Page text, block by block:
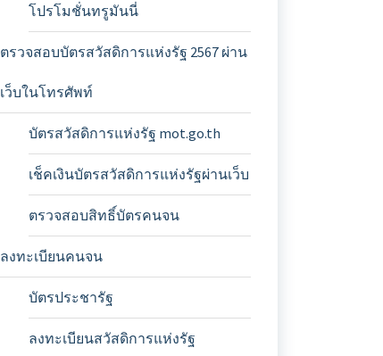
โปรโมชั่นทรูมันนี่
ตรวจสอบบัตรสวัสดิการแห่งรัฐ 2567 ผ่าน
เว็บในโทรศัพท์
บัตรสวัสดิการแห่งรัฐ mot.go.th
เช็คเงินบัตรสวัสดิการแห่งรัฐผ่านเว็บ
ตรวจสอบสิทธิ์บัตรคนจน
ลงทะเบียนคนจน
บัตรประชารัฐ
ลงทะเบียนสวัสดิการแห่งรัฐ